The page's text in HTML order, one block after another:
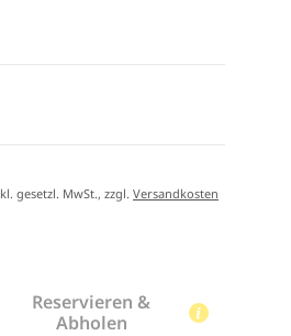
gesetzl. MwSt., zzgl.Versandkosten
Reservieren &
Abholen